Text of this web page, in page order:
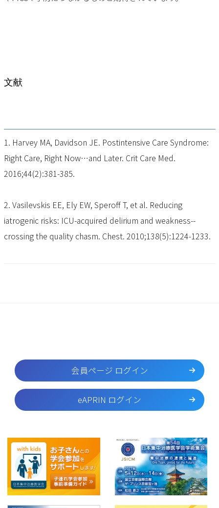
文献
1. Harvey MA, Davidson JE. Postintensive Care Syndrome:
Right Care, Right Now…and Later. Crit Care Med.
2016;44(2):381-385.
2. Vasilevskis EE, Ely EW, Speroff T, et al. Reducing
iatrogenic risks: ICU-acquired delirium and weakness--
crossing the quality chasm. Chest. 2010;138(5):1224-1233.
会員ページ ログイン
eAPRIN ログイン